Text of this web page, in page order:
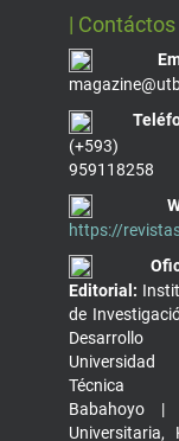
| Contáctos
(+593)
959118258
https://
Editorial:
de
Universidad
Técnica
Babahoyo |
Universitaria,